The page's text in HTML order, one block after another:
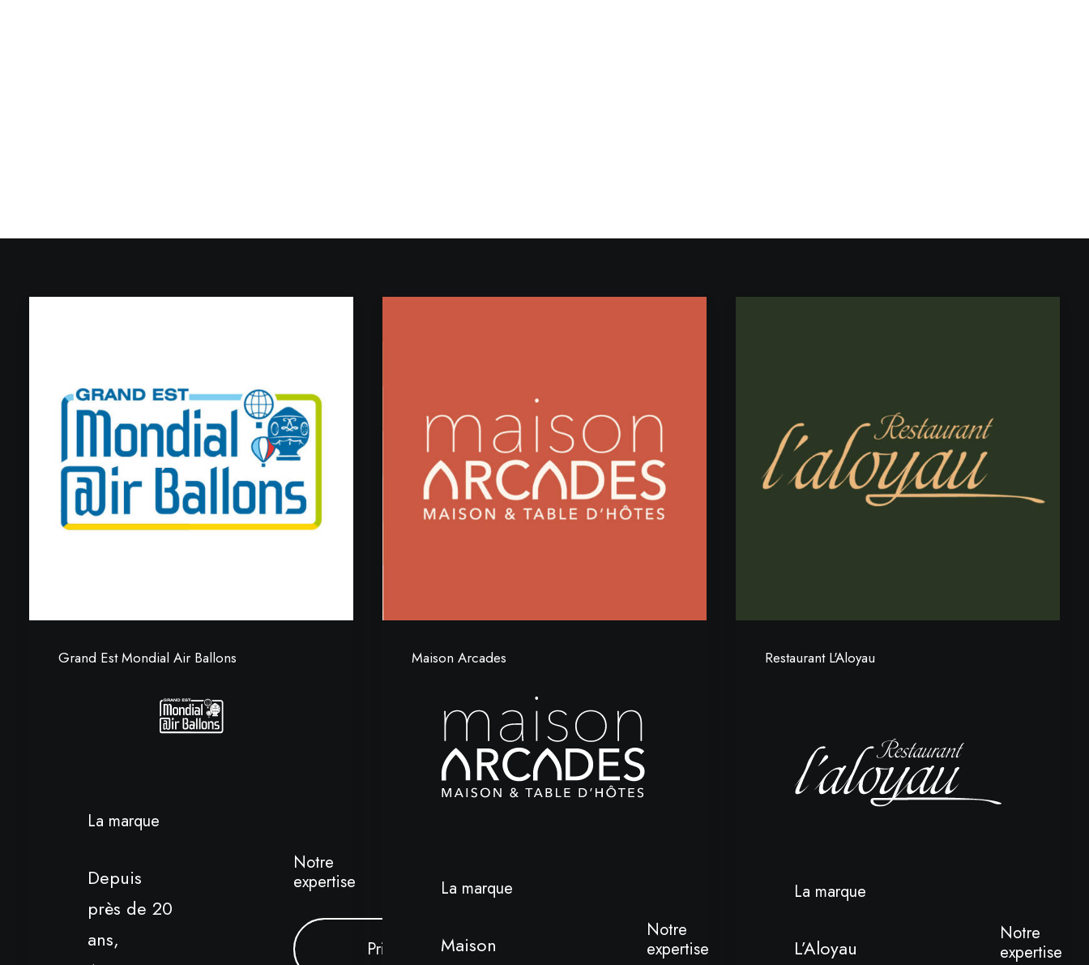
Grand Est Mondial Air Ballons
La marque
Depuis
près de 20
ans,
Notre
expertise
Print
Maison Arcades
La marque
Maison
Notre
expertise
Restaurant L'Aloyau
La marque
L’Aloyau
Notre
expertise